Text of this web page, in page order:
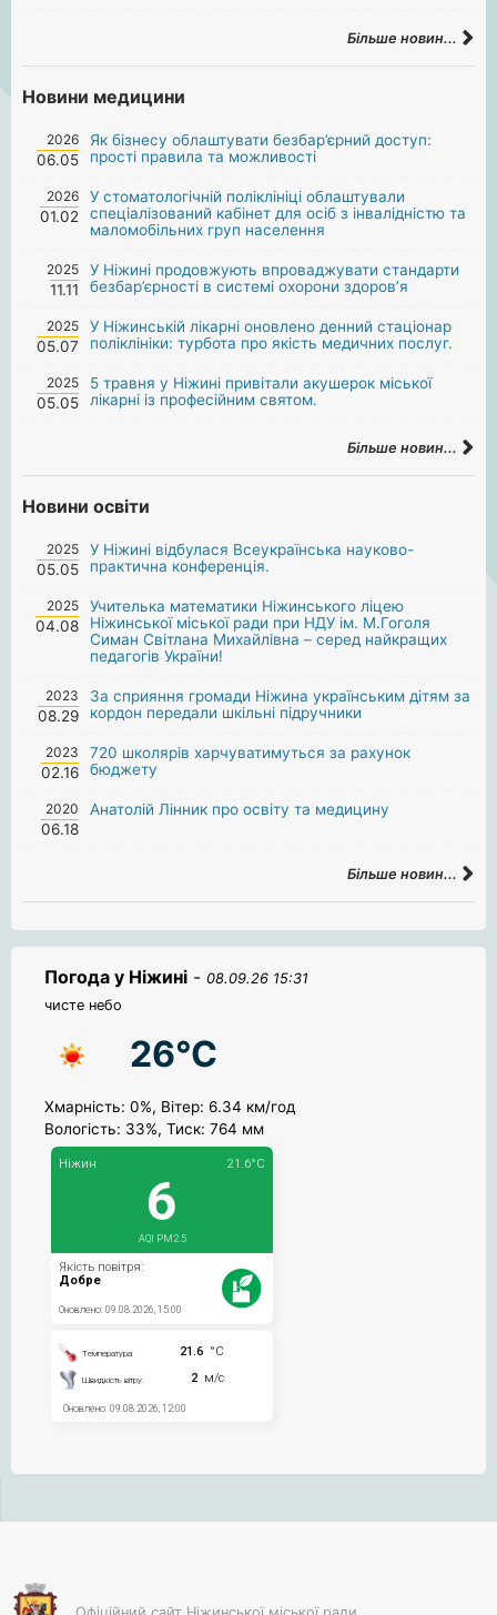
Більше новин...
Новини медицини
2026
06.05
Як бізнесу облаштувати безбар’єрний доступ:
прості правила та можливості
2026
01.02
У стоматологічній поліклініці облаштували
спеціалізований кабінет для осіб з інвалідністю та
маломобільних груп населення
2025
11.11
У Ніжині продовжують впроваджувати стандарти
безбар’єрності в системі охорони здоров’я
2025
05.07
У Ніжинській лікарні оновлено денний стаціонар
поліклініки: турбота про якість медичних послуг.
2025
05.05
5 травня у Ніжині привітали акушерок міської
лікарні із професійним святом.
Більше новин...
Новини освіти
2025
05.05
У Ніжині відбулася Всеукраїнська науково-
практична конференція.
2025
04.08
Учителька математики Ніжинського ліцею
Ніжинської міської ради при НДУ ім. М.Гоголя
Симан Світлана Михайлівна – серед найкращих
педагогів України!
2023
08.29
За сприяння громади Ніжина українським дітям за
кордон передали шкільні підручники
2023
02.16
720 школярів харчуватимуться за рахунок
бюджету
2020
06.18
Анатолій Лінник про освіту та медицину
Більше новин...
Погода у Ніжині - 08.09.26 15:31
чисте небо
26°C
Хмарність: 0%, Вітер: 6.34 км/год
Вологість: 33%, Тиск: 764 мм